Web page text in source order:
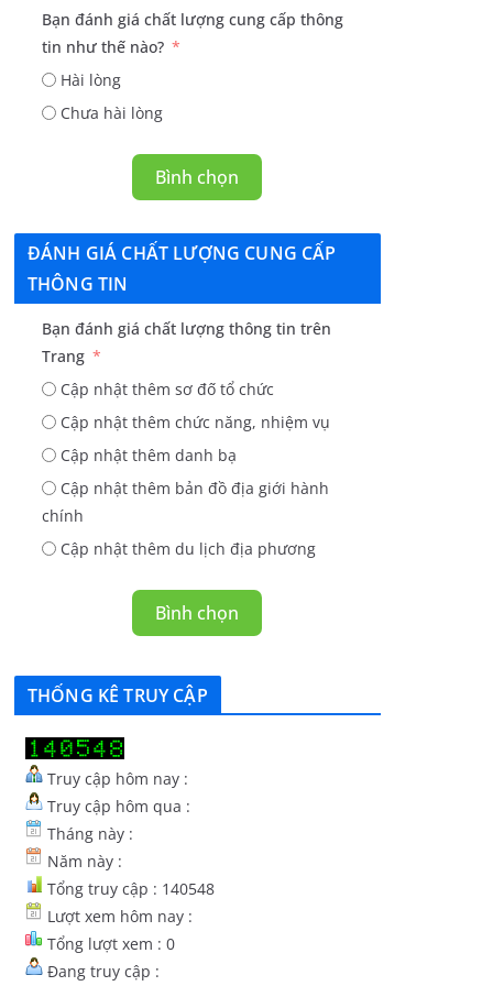
Bạn đánh giá chất lượng cung cấp thông
tin như thế nào?
Hài lòng
Chưa hài lòng
Bình chọn
ĐÁNH GIÁ CHẤT LƯỢNG CUNG CẤP
THÔNG TIN
Bạn đánh giá chất lượng thông tin trên
Trang
Cập nhật thêm sơ đố tổ chức
Cập nhật thêm chức năng, nhiệm vụ
Cập nhật thêm danh bạ
Cập nhật thêm bản đồ địa giới hành
chính
Cập nhật thêm du lịch địa phương
Bình chọn
THỐNG KÊ TRUY CẬP
Truy cập hôm nay :
Truy cập hôm qua :
Tháng này :
Năm này :
Tổng truy cập : 140548
Lượt xem hôm nay :
Tổng lượt xem : 0
Đang truy cập :